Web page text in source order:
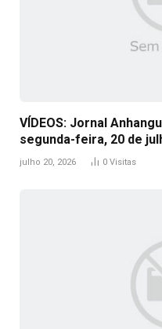
VÍDEOS: Jornal
segunda-feira, 20 de
julho 20, 2026 0 Visitas